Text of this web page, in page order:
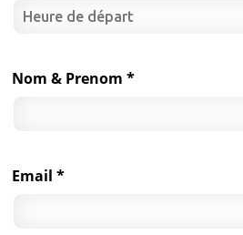
Nom & Prenom *
Email *